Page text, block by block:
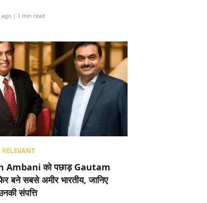
ago | 1 min read
Ambani को पछाड़ Gautam
बने सबसे अमीर भारतीय, जानिए
संपत्ति